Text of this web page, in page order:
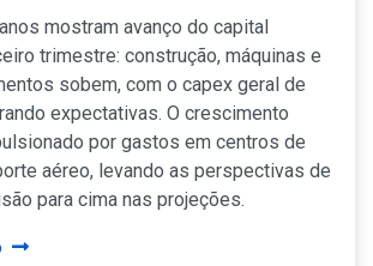
mostram avanço do capital
trimestre: construção, máquinas e
sobem, com o capex geral de
expectativas. O crescimento
por gastos em centros de
aéreo, levando as perspectivas de
para cima nas projeções.